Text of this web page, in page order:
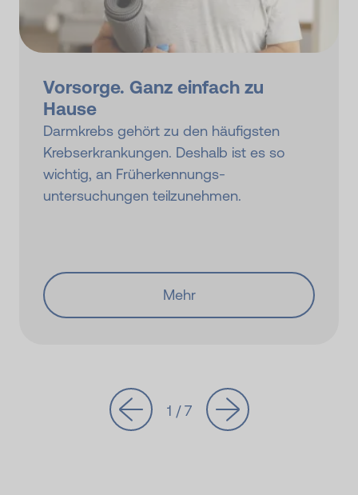
Vorsorge. Ganz einfach zu
Hause
Darmkrebs gehört zu den häufigsten
Krebserkrankungen. Deshalb ist es so
wichtig, an Früherkennungs­
untersuchungen teilzunehmen.
Mehr
1 / 7